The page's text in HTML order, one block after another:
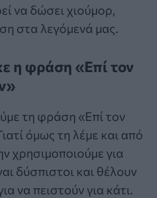
να δώσει χιούμορ,
στα λεγόμενά μας.
η φράση «Επί τον
τη φράση «Επί τον
όμως τη λέμε και από
χρησιμοποιούμε για
δύσπιστοι και θέλουν
να πειστούν για κάτι.